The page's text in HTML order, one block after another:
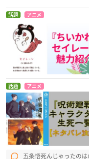
話題 アニメ
話題 アニメ
五条悟死んじゃったの